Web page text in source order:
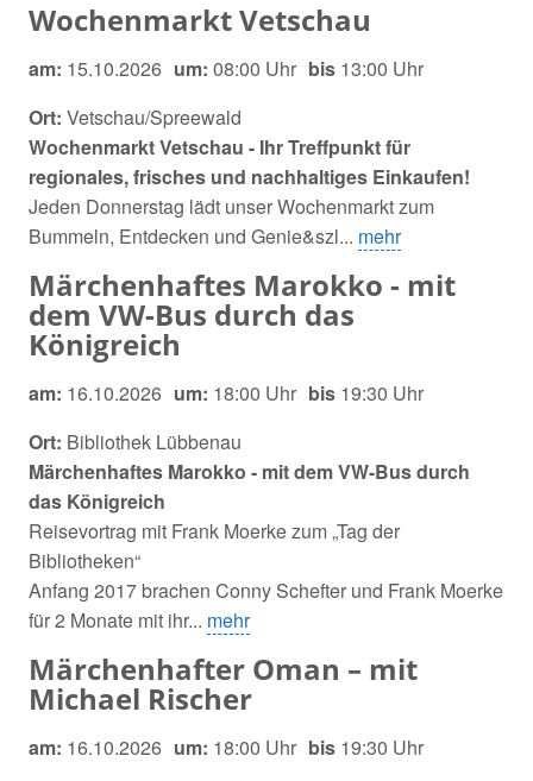
Wochenmarkt Vetschau
am: 15.10.2026 um: 08:00 Uhr bis 13:00 Uhr
Ort: Vetschau/Spreewald
Wochenmarkt Vetschau - Ihr Treffpunkt für
regionales, frisches und nachhaltiges Einkaufen!
Jeden Donnerstag lädt unser Wochenmarkt zum
Bummeln, Entdecken und Genie&szl... mehr
Märchenhaftes Marokko - mit
dem VW-Bus durch das
Königreich
am: 16.10.2026 um: 18:00 Uhr bis 19:30 Uhr
Ort: Bibliothek Lübbenau
Märchenhaftes Marokko - mit dem VW-Bus durch
das Königreich
Reisevortrag mit Frank Moerke zum „Tag der
Bibliotheken“
Anfang 2017 brachen Conny Schefter und Frank Moerke
für 2 Monate mit ihr... mehr
Märchenhafter Oman – mit
Michael Rischer
am: 16.10.2026 um: 18:00 Uhr bis 19:30 Uhr